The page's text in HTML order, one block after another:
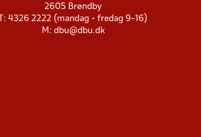
2605 Brøndby
T: 4326 2222 (mandag - fredag 9-16)
M: dbu@dbu.dk